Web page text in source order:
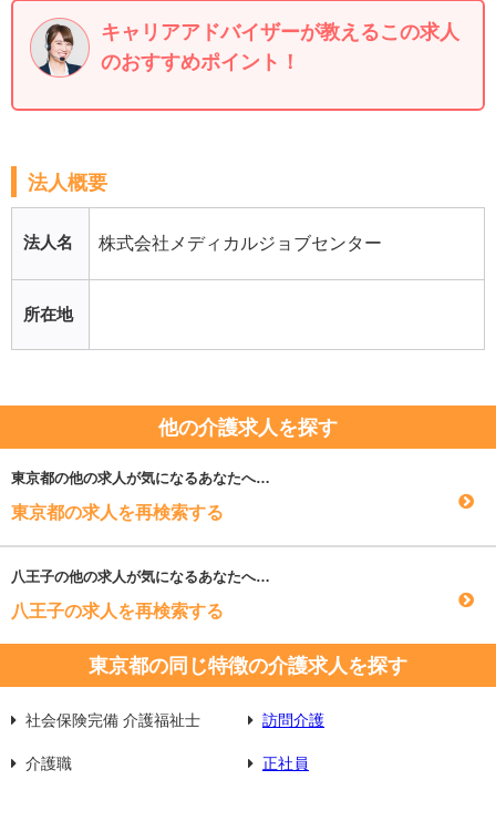
キャリアアドバイザーが教えるこの求人
のおすすめポイント！
法人概要
法人名 株式会社メディカルジョブセンター
所在地
他の介護求人を探す
東京都の他の求人が気になるあなたへ…
東京都の求人を再検索する
八王子の他の求人が気になるあなたへ…
八王子の求人を再検索する
東京都の同じ特徴の介護求人を探す
社会保険完備 介護福祉士 訪問介護
介護職 正社員